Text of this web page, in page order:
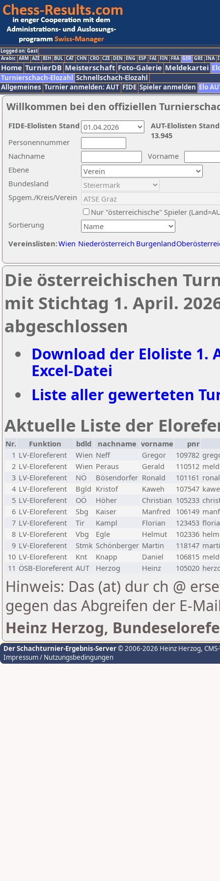
Logged on: Gast
Arabic ARM AZE BIH BUL CAT CHN CRO CZE DEN ENG ESP FAI FIN FRA GER GRE INA
Home TurnierDB Meisterschaft Foto-Galerie Meldekartei
Turnierschach-Elozahl Schnellschach-Elozahl
Allgemeines Turnier anmelden: AUT FIDE Spieler anmelden Elo
Willkommen bei den offiziellen
Nachname
Vorname
Ebene
Sortierung
Personennummer
Bundesland
Spgem./Kreis/Verein
Nur "österreichische" Spieler
Vereinslisten:Wien Niederösterreich Burgenland
AUT-Elolisten
13.945
FIDE-Elolisten Stand
Die österreichischen
mit Stichtag 1. April.
abgeschlossen
Download der Eloliste 1.
Excel-Datei
Liste aller gewerteten
Aktuelle Liste der
Nr. Funktion bdld nachname vorname
pnr
1 LV-Eloreferent Wien Neff Gregor 109782
2 LV-Eloreferent Wien Peraus Gerald 110512
3 LV-Eloreferent NÖ Bösendorfer Ronald 101161
4 LV-Eloreferent Bgld Kristof Kaweh 107547
5 LV-Eloreferent OÖ Höher Christian 105233
6 LV-Eloreferent Sbg Kaiser Manfred 106149
7 LV-Eloreferent Tir Kampl Florian 123453
8 LV-Eloreferent Vbg Egle Helmut 102336
9 LV-Eloreferent Stmk Schönberger Martin 118147
10 LV-Eloreferent Knt Knapp Daniel 106815
11 ÖSB-Eloreferent AUT Herzog Heinz 105020
Hinweis: Das (at) dur ch @
gegen das Abgreifen der E-
Heinz Herzog,
Der Schachturnier-Ergebnis-Server© 2006-2026 Heinz Herzog,
Impressum / Nutzungsbedingungen